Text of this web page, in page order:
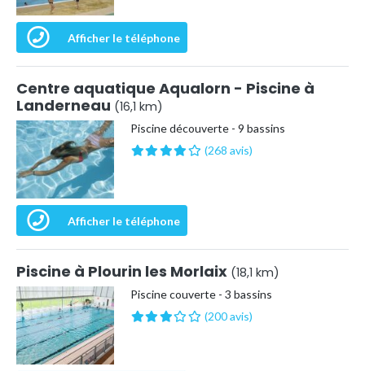
Afficher le téléphone
Centre aquatique Aqualorn - Piscine à
Landerneau (16,1 km)
Piscine découverte - 9 bassins
(268 avis)
Afficher le téléphone
Piscine à Plourin les Morlaix (18,1 km)
Piscine couverte - 3 bassins
(200 avis)